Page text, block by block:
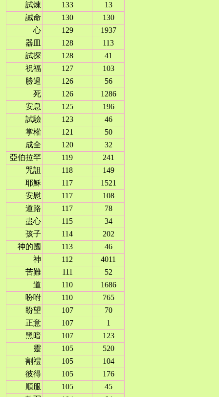
試煉
133
13
誡命
130
130
心
129
1937
器皿
128
113
試探
128
41
祝福
127
103
勝過
126
56
死
126
1286
安息
125
196
試驗
123
46
掌權
121
50
成全
120
32
亞伯拉罕
119
241
咒詛
118
149
耶穌
117
1521
安慰
117
108
道路
117
78
盡心
115
34
孩子
114
202
神的國
113
46
神
112
4011
苦難
111
52
道
110
1686
吩咐
110
765
盼望
107
70
正意
107
1
黑暗
107
123
靈
105
520
割禮
105
104
彼得
105
176
順服
105
45